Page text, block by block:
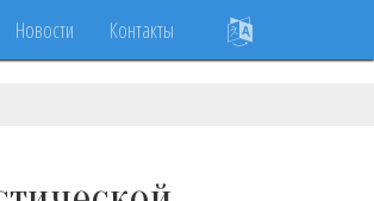
Новости Контакты